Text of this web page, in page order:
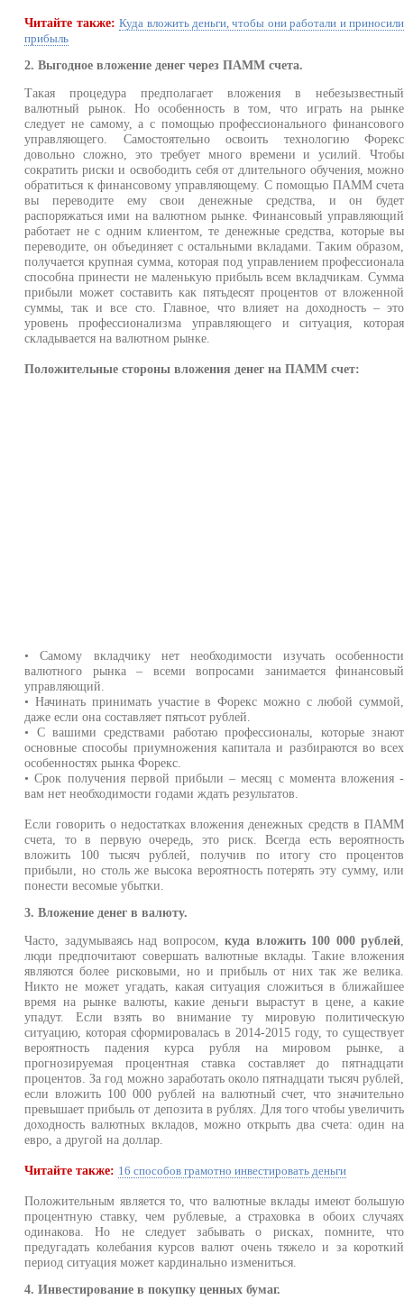
Читайте также: Куда вложить деньги, чтобы они работали и приносили
прибыль
2. Выгодное вложение денег через ПАММ счета.
Такая процедура предполагает вложения в небезызвестный
валютный рынок. Но особенность в том, что играть на рынке
следует не самому, а с помощью профессионального финансового
управляющего. Самостоятельно освоить технологию Форекс
довольно сложно, это требует много времени и усилий. Чтобы
сократить риски и освободить себя от длительного обучения, можно
обратиться к финансовому управляющему. С помощью ПАММ счета
вы переводите ему свои денежные средства, и он будет
распоряжаться ими на валютном рынке. Финансовый управляющий
работает не с одним клиентом, те денежные средства, которые вы
переводите, он объединяет с остальными вкладами. Таким образом,
получается крупная сумма, которая под управлением профессионала
способна принести не маленькую прибыль всем вкладчикам. Сумма
прибыли может составить как пятьдесят процентов от вложенной
суммы, так и все сто. Главное, что влияет на доходность – это
уровень профессионализма управляющего и ситуация, которая
складывается на валютном рынке.
Положительные стороны вложения денег на ПАММ счет:
• Самому вкладчику нет необходимости изучать особенности
валютного рынка – всеми вопросами занимается финансовый
управляющий.
• Начинать принимать участие в Форекс можно с любой суммой,
даже если она составляет пятьсот рублей.
• С вашими средствами работаю профессионалы, которые знают
основные способы приумножения капитала и разбираются во всех
особенностях рынка Форекс.
• Срок получения первой прибыли – месяц с момента вложения -
вам нет необходимости годами ждать результатов.
Если говорить о недостатках вложения денежных средств в ПАММ
счета, то в первую очередь, это риск. Всегда есть вероятность
вложить 100 тысяч рублей, получив по итогу сто процентов
прибыли, но столь же высока вероятность потерять эту сумму, или
понести весомые убытки.
3. Вложение денег в валюту.
Часто, задумываясь над вопросом,куда вложить 100 000 рублей
люди предпочитают совершать валютные вклады. Такие вложения
являются более рисковыми, но и прибыль от них так же велика.
Никто не может угадать, какая ситуация сложиться в ближайшее
время на рынке валюты, какие деньги вырастут в цене, а какие
упадут. Если взять во внимание ту мировую политическую
ситуацию, которая сформировалась в 2014-2015 году, то существует
вероятность падения курса рубля на мировом рынке, а
прогнозируемая процентная ставка составляет до пятнадцати
процентов. За год можно заработать около пятнадцати тысяч рублей,
если вложить 100 000 рублей на валютный счет, что значительно
превышает прибыль от депозита в рублях. Для того чтобы увеличить
доходность валютных вкладов, можно открыть два счета: один на
евро, а другой на доллар.
Читайте также: 16 способов грамотно инвестировать деньги
Положительным является то, что валютные вклады имеют большую
процентную ставку, чем рублевые, а страховка в обоих случаях
одинакова. Но не следует забывать о рисках, помните, что
предугадать колебания курсов валют очень тяжело и за короткий
период ситуация может кардинально измениться.
4. Инвестирование в покупку ценных бумаг.